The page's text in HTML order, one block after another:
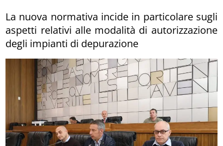
La nuova normativa incide in particolare sugli
aspetti relativi alle modalità di autorizzazione
degli impianti di depurazione